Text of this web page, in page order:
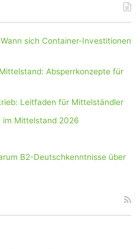
sich Container-Investitionen
Absperrkonzepte für
Leitfaden für Mittelständler
im Mittelstand 2026
B2-Deutschkenntnisse über